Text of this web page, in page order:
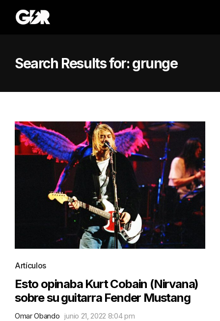
Search Results for:grunge
Artículos
Esto opinaba Kurt Cobain (Nirvana)
sobre su guitarra Fender Mustang
Omar Obando junio 21, 2022 8:04 pm